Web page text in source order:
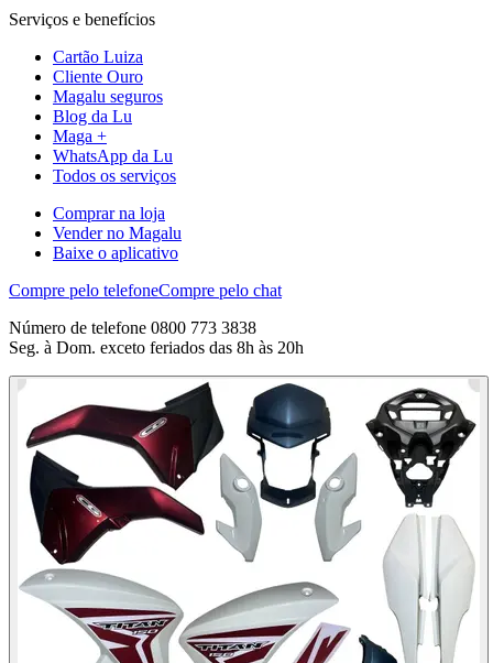
Serviços e benefícios
Cartão Luiza
Cliente Ouro
Magalu seguros
Blog da Lu
Maga +
WhatsApp da Lu
Todos os serviços
Comprar na loja
Vender no Magalu
Baixe o aplicativo
Compre pelo telefoneCompre pelo chat
Número de telefone 0800 773 3838
Seg. à Dom. exceto feriados das 8h às 20h